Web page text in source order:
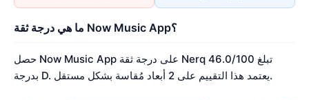
ما هي درجة ثقة Now Music App؟
حصل Now Music App على درجة ثقة Nerq تبلغ 46.0/100
بدرجة D. يعتمد هذا التقييم على 2 أبعاد مُقاسة بشكل مستقل.